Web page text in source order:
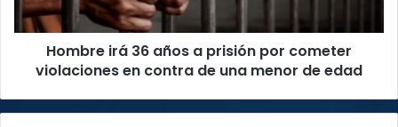
cometer
violaciones
contra
Hombre irá 36 años a prisión por cometer
violaciones en contra de una menor de edad